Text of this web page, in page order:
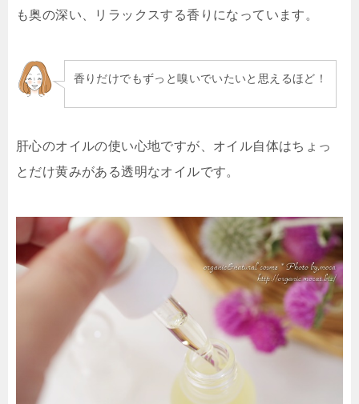
も奥の深い、リラックスする香りになっています。
香りだけでもずっと嗅いでいたいと思えるほど！
肝心のオイルの使い心地ですが、オイル自体はちょっ
とだけ黄みがある透明なオイルです。